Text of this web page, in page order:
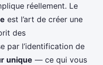
réellement. Le
est l’art de créer une
des
par l’identification de
unique — ce qui vous